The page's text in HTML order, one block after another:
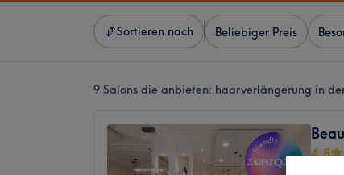
Sortieren nach Beliebiger Preis
9 Salons die anbieten: haarverlängerung in
4,8